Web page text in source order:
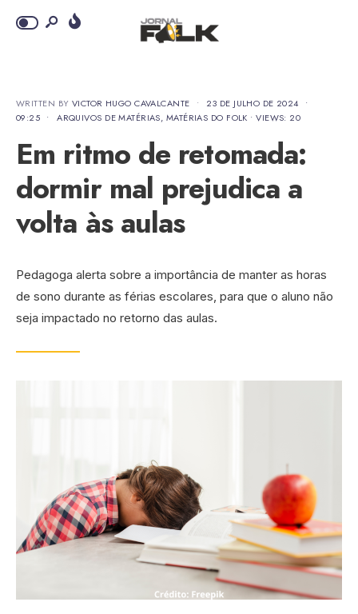
WRITTEN BY VICTOR HUGO CAVALCANTE • 23 DE JULHO DE 2024 •
09:25 • ARQUIVOS DE MATÉRIAS, MATÉRIAS DO FOLK •VIEWS: 20
Em ritmo de retomada:
dormir mal prejudica a
volta às aulas
Pedagoga alerta sobre a importância de manter as horas
de sono durante as férias escolares, para que o aluno não
seja impactado no retorno das aulas.